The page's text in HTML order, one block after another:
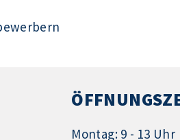
Montag: 9 - 13 Uhr